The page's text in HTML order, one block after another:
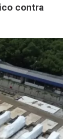
contra